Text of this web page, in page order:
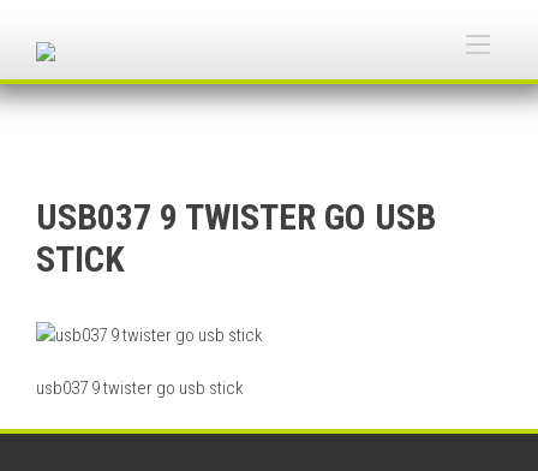
content
USB037 9 TWISTER GO USB
STICK
usb037 9 twister go usb stick